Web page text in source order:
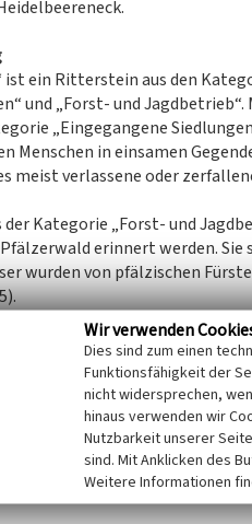
ist ein Ritterstein aus den
und „Forst- und Jagdbetrieb“.
„Eingegangene
Menschen in einsamen
meist verlassene oder
Kategorie „Forst- und
erinnert werden.
wurden von pfälzischen
wurde von Pfalzgraf Johann
Kurpfalz). Es sollte zur
zu einem Forsthaus
wurde. Nach dem Abriss
Wandervogelgruppe, die sich
Wir verwenden
Dies sind zum einen
Funktionsfähigkeit der
nicht widersprechen,
hinaus verwenden wir
Nutzbarkeit unserer
sind. Mit Anklicken des
Weitere Informationen